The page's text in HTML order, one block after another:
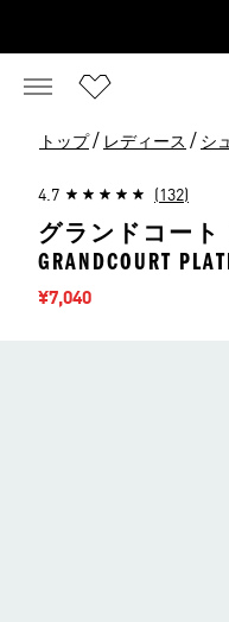
トップ / レディース / シ
4.7 (132)
グランドコー
GRANDCOURT
セール価格
¥7,040